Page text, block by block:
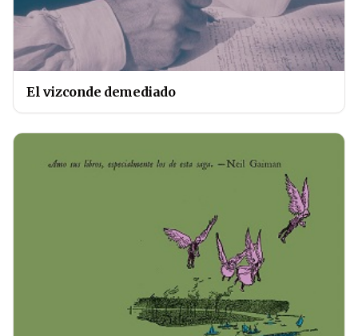
El vizconde demediado